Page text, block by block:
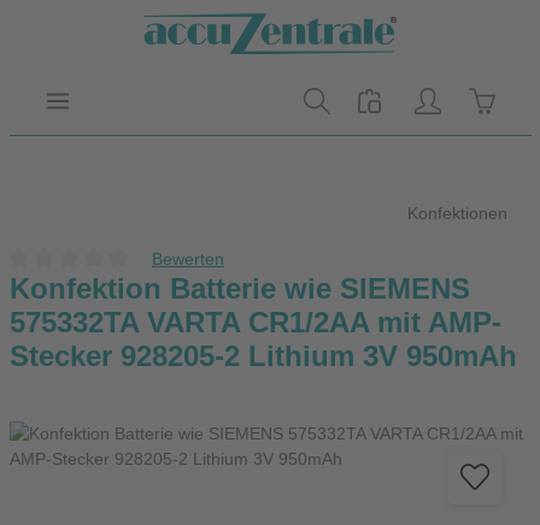
Zum Hauptinhalt springen
Konfektionen
Durchschnittliche Bewertung von 0 von 5 Sternen
Bewerten
Konfektion Batterie wie SIEMENS
575332TA VARTA CR1/2AA mit AMP-
Stecker 928205-2 Lithium 3V 950mAh
Bildergalerie überspringen